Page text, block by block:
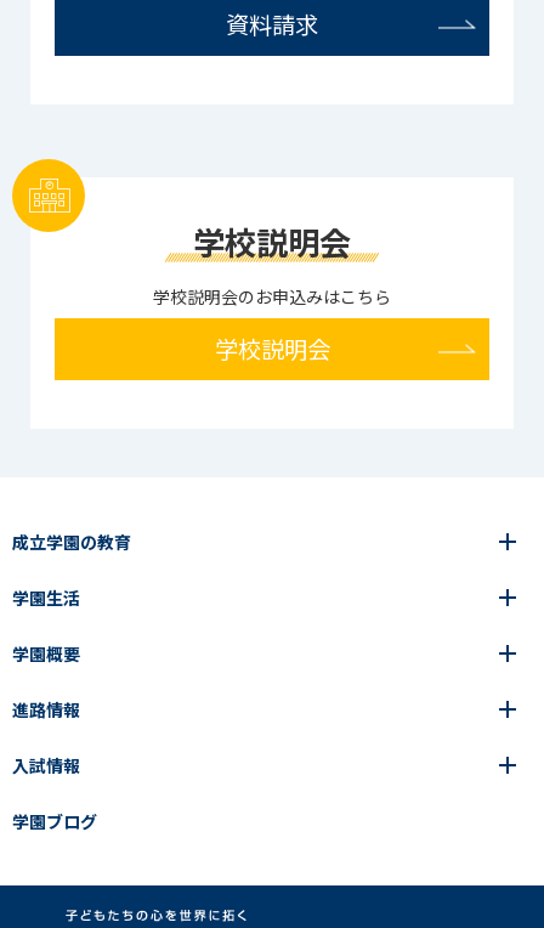
資料請求
学校説明会
学校説明会のお申込みはこちら
学校説明会
成立学園の教育
6年間の一貫教育
中学校
高等学校
成立メソッド
教科指導の特徴
卒業生の声
中学校
成立メソッド
卒業生の声
成立学園ならではの教育
見える学力×見えない学力
学園生活
年間行事
施設紹介
制服
学園ブログ
学園概要
学園の歩み
アクセス
進路情報
進路・進学
入試情報
中学入試Q&A
入試結果
説明会・イベント日程
学園ブログ